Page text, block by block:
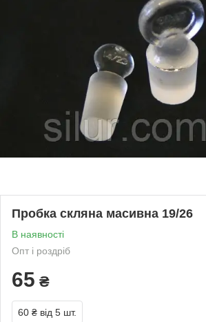
Пробка скляна масивна 19/26
В наявності
Опт і роздріб
65 ₴
60 ₴ від 5 шт.